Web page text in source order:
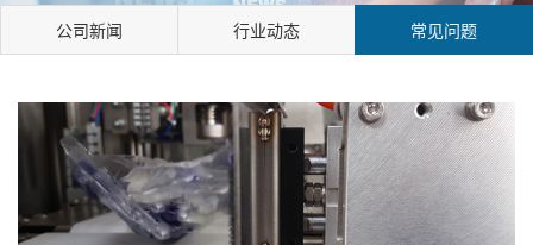
公司新闻 行业动态 常见问题